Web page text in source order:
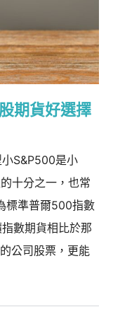
期貨好選擇
S&P500是小
十分之一，也常
標準普爾500指數
數期貨相比於那
公司股票，更能